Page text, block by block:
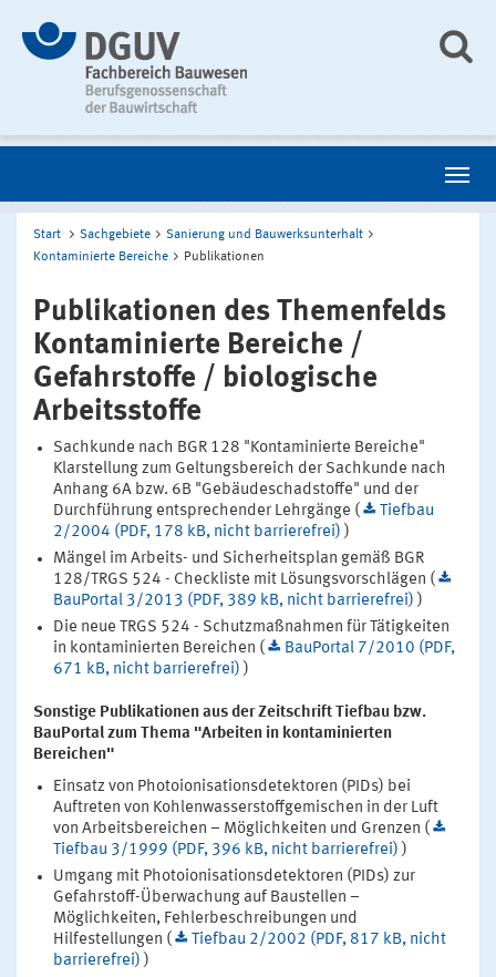
Start Sachgebiete
Sanierung und Bauwerksunterhalt
Kontaminierte Bereiche
Publikationen
Publikationen des Themenfelds
Kontaminierte Bereiche /
Gefahrstoffe / biologische
Arbeitsstoffe
Sachkunde nach BGR 128 "Kontaminierte Bereiche"
Klarstellung zum Geltungsbereich der Sachkunde nach
Anhang 6A bzw. 6B "Gebäudeschadstoffe" und der
Durchführung entsprechender Lehrgänge (
Tiefbau
2/2004 (PDF, 178 kB, nicht barrierefrei) )
Mängel im Arbeits- und Sicherheitsplan gemäß BGR
128/TRGS 524 - Checkliste mit Lösungsvorschlägen (
BauPortal 3/2013 (PDF, 389 kB, nicht barrierefrei) )
Die neue TRGS 524 - Schutzmaßnahmen für Tätigkeiten
in kontaminierten Bereichen (
BauPortal 7/2010 (PDF,
671 kB, nicht barrierefrei) )
Sonstige Publikationen aus der Zeitschrift Tiefbau bzw.
BauPortal zum Thema "Arbeiten in kontaminierten
Bereichen"
Einsatz von Photoionisationsdetektoren (PIDs) bei
Auftreten von Kohlenwasserstoffgemischen in der Luft
von Arbeitsbereichen – Möglichkeiten und Grenzen (
Tiefbau 3/1999 (PDF, 396 kB, nicht barrierefrei) )
Umgang mit Photoionisationsdetektoren (PIDs) zur
Gefahrstoff-Überwachung auf Baustellen –
Möglichkeiten, Fehlerbeschreibungen und
Hilfestellungen (
Tiefbau 2/2002 (PDF, 817 kB, nicht
barrierefrei) )